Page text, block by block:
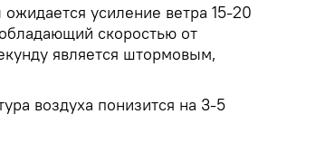
усиление ветра 15-20
скоростью от
является штормовым,
воздуха понизится на 3-5